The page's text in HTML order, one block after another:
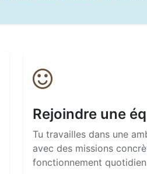
Rejoindre une
Tu travailles dans une
avec des missions
fonctionnement quotidien